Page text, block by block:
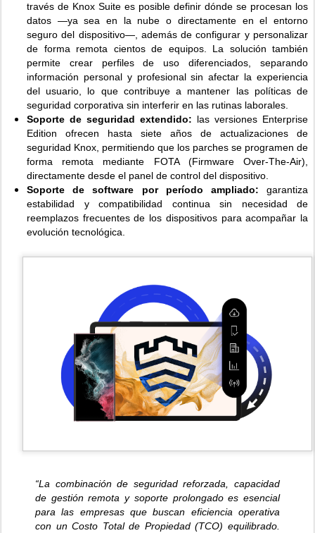
través de Knox Suite es posible definir dónde se procesan los
datos —ya sea en la nube o directamente en el entorno
seguro del dispositivo—, además de configurar y personalizar
de forma remota cientos de equipos. La solución también
permite crear perfiles de uso diferenciados, separando
información personal y profesional sin afectar la experiencia
del usuario, lo que contribuye a mantener las políticas de
seguridad corporativa sin interferir en las rutinas laborales.
Soporte de seguridad extendido: las versiones Enterprise
Edition ofrecen hasta siete años de actualizaciones de
seguridad Knox, permitiendo que los parches se programen de
forma remota mediante FOTA (Firmware Over-The-Air),
directamente desde el panel de control del dispositivo.
Soporte de software por período ampliado: garantiza
estabilidad y compatibilidad continua sin necesidad de
reemplazos frecuentes de los dispositivos para acompañar la
evolución tecnológica.
“La combinación de seguridad reforzada, capacidad
de gestión remota y soporte prolongado es esencial
para las empresas que buscan eficiencia operativa
con un Costo Total de Propiedad (TCO) equilibrado.